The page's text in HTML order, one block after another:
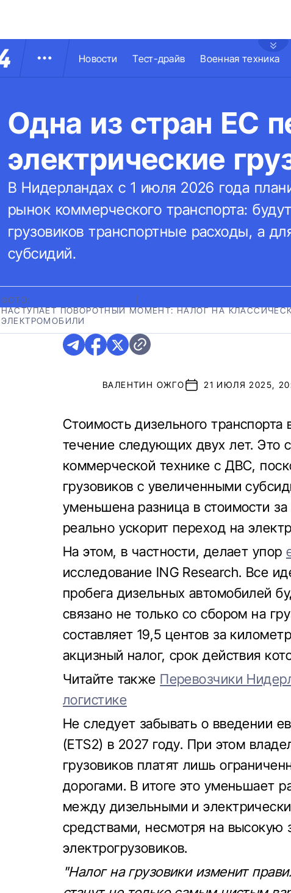
Новости Тест-драйв Военная техника
Одна из стран ЕС
электрические
В Нидерландах с 1 июля 2026 года
рынок коммерческого транспорта:
грузовиков транспортные расходы, а
субсидий.
ФОТО:
НАСТУПАЕТ ПОВОРОТНЫЙ МОМЕНТ: НАЛОГ НА
ЭЛЕКТРОМОБИЛИ
ВАЛЕНТИН ОЖГО 21 ИЮЛЯ 2025,
Стоимость дизельного транспорта
течение следующих двух лет. Это
коммерческой технике с ДВС,
грузовиков с увеличенными
уменьшена разница в стоимости
реально ускорит переход на
На этом, в частности, делает упор
исследование ING Research. Все
пробега дизельных автомобилей
связано не только со сбором на
составляет 19,5 центов за
акцизный налог, срок действия
Читайте также Перевозчики
логистике
Не следует забывать о введении
(ETS2) в 2027 году. При этом
грузовиков платят лишь
дорогами. В итоге это уменьшает
между дизельными и
средствами, несмотря на высокую
электрогрузовиков.
"Налог на грузовики изменит